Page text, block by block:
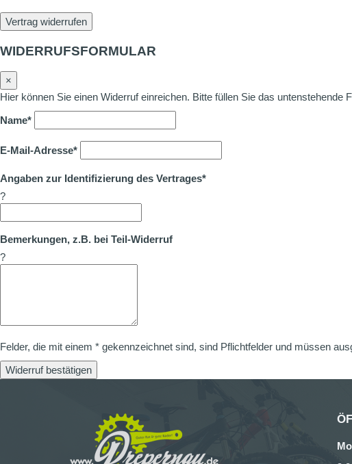
Vertrag widerrufen
WIDERRUFSFORMULAR
×
Hier können Sie einen Widerruf einreichen. Bitte füllen Sie das
Name*
E-Mail-Adresse*
Angaben zur Identifizierung des Vertrages*
?
Bemerkungen, z.B. bei Teil-Widerruf
?
Felder, die mit einem * gekennzeichnet sind, sind Pflichtfelder und müssen
Widerruf bestätigen